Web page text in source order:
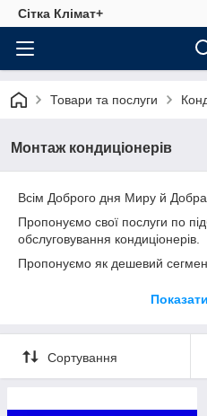
Сітка Клімат+
Товари та послуги
Монтаж кондиціонерів
Всім Доброго дня Миру й Добра
Пропонуємо свої послуги по
обслуговування кондиціонерів.
Пропонуємо як дешевий сегмент
Cooper&Hunter, Neoclima,
Midea, Haier, Leberg, Osaka,
Electrolux, Olmo, Tosot.
Працюємо швидко та
Сортування